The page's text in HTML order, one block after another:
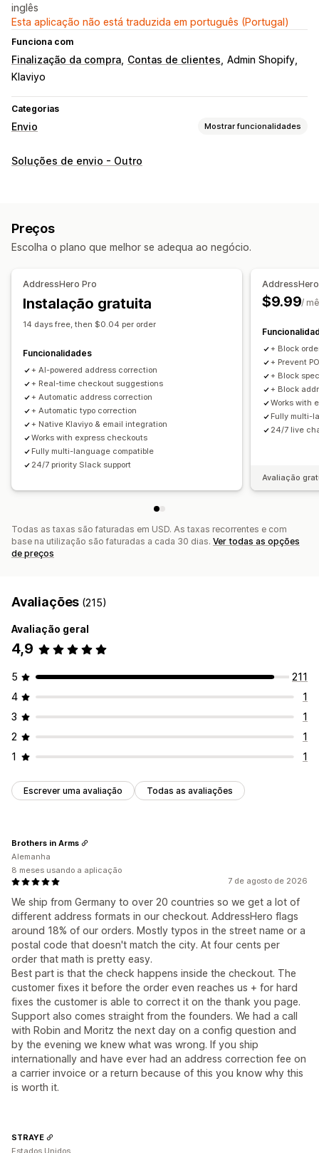
inglês
Esta aplicação não está traduzida em português (Portugal)
Funciona com
Finalização da compra Contas de clientes Admin Shopify
Klaviyo
Categorias
Envio Mostrar funcionalidades
Etiquetas e embalagens
Gestão de envios
Notificações por e-mail
Atualizações de encomendas
Soluções de envio - Outro
Preços
Escolha o plano que melhor se adequa ao negócio.
AddressHero Pro
Instalação gratuita
14 days free, then $0.04 per order
Funcionalidades
+ AI-powered address correction
+ Real-time checkout suggestions
+ Automatic address correction
+ Automatic typo correction
+ Native Klaviyo & email integration
Works with express checkouts
Fully multi-language compatible
24/7 priority Slack support
$9.99/
+ Block
+ Prevent
+ Block
+ Block
Works with
Fully multi-
24/7 live
Avaliação
Todas as taxas são faturadas em USD. As taxas recorrentes e com
base na utilização são faturadas a cada 30 dias. Ver todas as opções
de preços
Avaliações (215)
Avaliação geral
4,9
5
211
4
1
3
1
2
1
1
1
Escrever uma avaliação Todas as avaliações
7 de agosto de 2026
We ship from Germany to over 20 countries so we get a lot of
different address formats in our checkout. AddressHero flags
around 18% of our orders. Mostly typos in the street name or a
postal code that doesn't match the city. At four cents per
order that math is pretty easy.
Best part is that the check happens inside the checkout. The
customer fixes it before the order even reaches us + for hard
fixes the customer is able to correct it on the thank you page.
Support also comes straight from the founders. We had a call
with Robin and Moritz the next day on a config question and
by the evening we knew what was wrong. If you ship
internationally and have ever had an address correction fee on
a carrier invoice or a return because of this you know why this
is worth it.
Brothers in Arms
Alemanha
8 meses usando a aplicação
STRAYE